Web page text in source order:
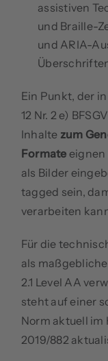
assistiven
und Braille-
und ARIA-
Ein Punkt, der
12 Nr. 2 e)
Inhalte zum
Formate eignen
als Bilder
tagged sein,
verarbeiten
Für die
als
2.1 Level AA
steht auf einer
Norm aktuell im
2019/882